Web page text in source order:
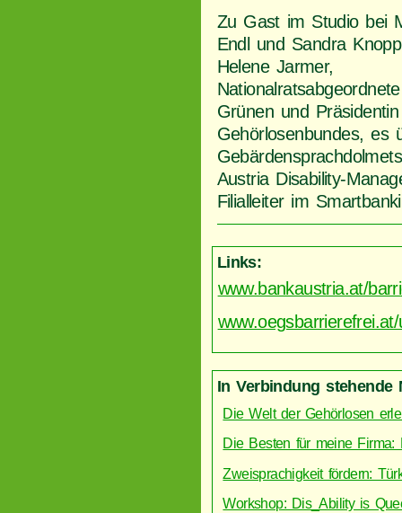
Zu Gast im Studio bei
Endl und Sandra
Helene Jarmer,
Grünen und
Gehörlosenbundes, es
Austria Disability-
Filialleiter im
Links:
www.bankaustria.at/
In Verbindung stehende
Die Welt der Gehörlosen
Die Besten für meine Firma:
Zweisprachigkeit fördern:
Workshop: Dis_Ability is